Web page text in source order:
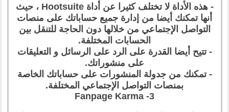
- هذه الأداة لا تختلف كثيرا عن أداة Hootsuite ، حيث
أنها تمكنك أيضا من إدارة جميع حساباتك على منصات
التواصل الإجتماعي من خلالها دون الحاجة للتنقل بين
الحسابات المختلفة.
- تتيح أيضا القدرة على الرد على الرسائل و التعليقات
على منشوراتك.
- تمكنك من جدولة المنشورات على حساباتك الخاصة
بمنصات التواصل الإجتماعي المختلفة.
3- Fanpage Karma